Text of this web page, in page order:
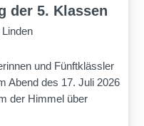
der 5. Klassen
und Fünftklässler
Abend des 17. Juli 2026
der Himmel über